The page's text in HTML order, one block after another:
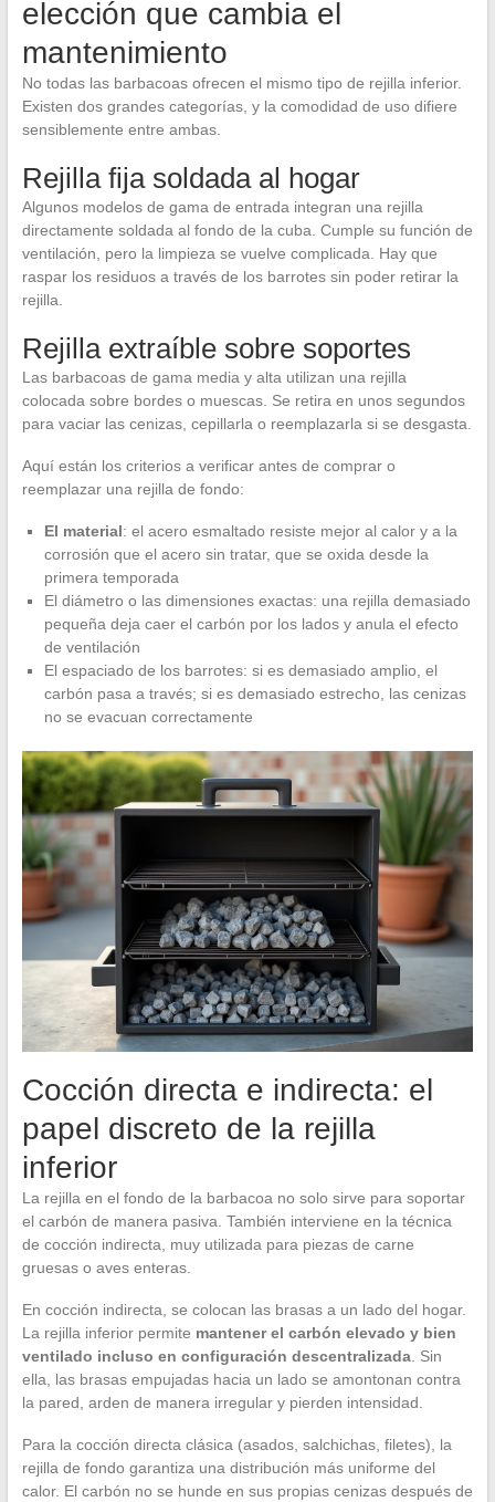
elección que cambia el
mantenimiento
No todas las barbacoas ofrecen el mismo tipo de rejilla inferior.
Existen dos grandes categorías, y la comodidad de uso difiere
sensiblemente entre ambas.
Rejilla fija soldada al hogar
Algunos modelos de gama de entrada integran una rejilla
directamente soldada al fondo de la cuba. Cumple su función de
ventilación, pero la limpieza se vuelve complicada. Hay que
raspar los residuos a través de los barrotes sin poder retirar la
rejilla.
Rejilla extraíble sobre soportes
Las barbacoas de gama media y alta utilizan una rejilla
colocada sobre bordes o muescas. Se retira en unos segundos
para vaciar las cenizas, cepillarla o reemplazarla si se desgasta.
Aquí están los criterios a verificar antes de comprar o
reemplazar una rejilla de fondo:
El material: el acero esmaltado resiste mejor al calor y a la
corrosión que el acero sin tratar, que se oxida desde la
primera temporada
El diámetro o las dimensiones exactas: una rejilla demasiado
pequeña deja caer el carbón por los lados y anula el efecto
de ventilación
El espaciado de los barrotes: si es demasiado amplio, el
carbón pasa a través; si es demasiado estrecho, las cenizas
no se evacuan correctamente
Cocción directa e indirecta: el
papel discreto de la rejilla
inferior
La rejilla en el fondo de la barbacoa no solo sirve para soportar
el carbón de manera pasiva. También interviene en la técnica
de cocción indirecta, muy utilizada para piezas de carne
gruesas o aves enteras.
En cocción indirecta, se colocan las brasas a un lado del hogar.
La rejilla inferior permite mantener el carbón elevado y bien
ventilado incluso en configuración descentralizada. Sin
ella, las brasas empujadas hacia un lado se amontonan contra
la pared, arden de manera irregular y pierden intensidad.
Para la cocción directa clásica (asados, salchichas, filetes), la
rejilla de fondo garantiza una distribución más uniforme del
calor. El carbón no se hunde en sus propias cenizas después de